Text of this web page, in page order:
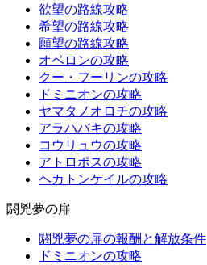
欲望の路線攻略
希望の路線攻略
願望の路線攻略
オベロンの攻略
クー・フーリンの攻略
ドミニオンの攻略
ヤマタノオロチの攻略
アラハバキの攻略
コウリュウの攻略
アトロポスの攻略
ヘカトンケイルの攻略
閼兇夢の扉
閼兇夢の扉の報酬と解放条件
ドミニオンの攻略